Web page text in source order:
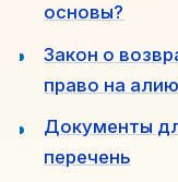
основы?
Закон о
право на
Документы
перечень